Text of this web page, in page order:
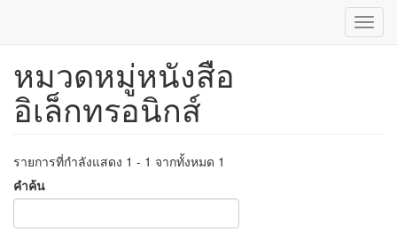
ข้าม
เนื้อหา
หมวดหมู่หนังสือ
อิเล็กทรอนิกส์
รายการที่กำลังแสดง 1 - 1 จากทั้งหมด 1
คำค้น